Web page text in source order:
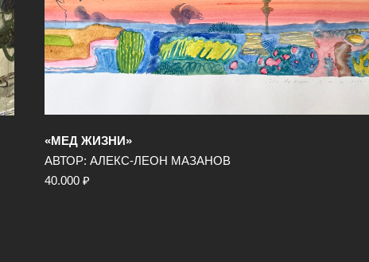
«МЕД ЖИЗНИ»
АВТОР: АЛЕКС-ЛЕОН МАЗАНОВ
40.000 ₽